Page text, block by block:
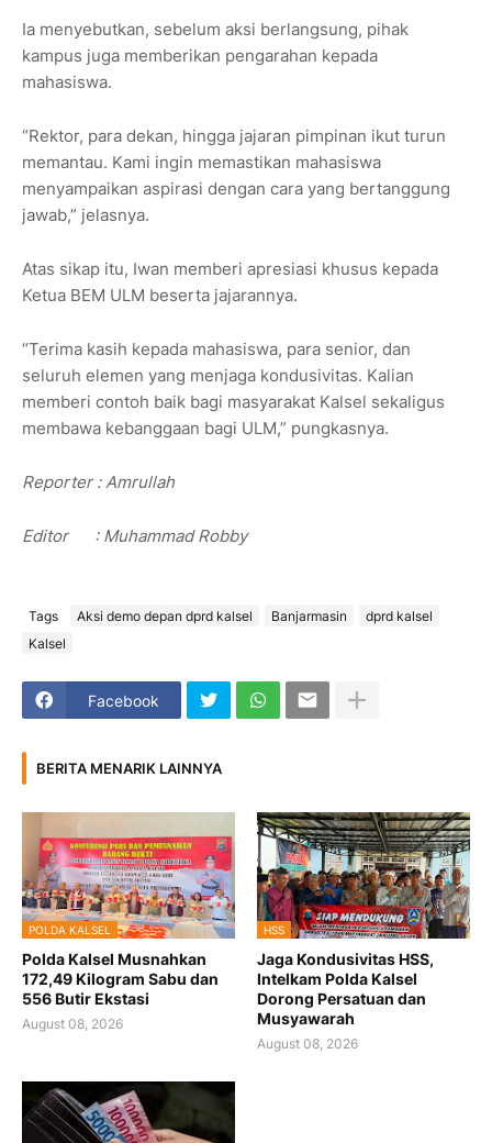
Ia menyebutkan, sebelum aksi berlangsung, pihak
kampus juga memberikan pengarahan kepada
mahasiswa.
“Rektor, para dekan, hingga jajaran pimpinan ikut turun
memantau. Kami ingin memastikan mahasiswa
menyampaikan aspirasi dengan cara yang bertanggung
jawab,” jelasnya.
Atas sikap itu, Iwan memberi apresiasi khusus kepada
Ketua BEM ULM beserta jajarannya.
“Terima kasih kepada mahasiswa, para senior, dan
seluruh elemen yang menjaga kondusivitas. Kalian
memberi contoh baik bagi masyarakat Kalsel sekaligus
membawa kebanggaan bagi ULM,” pungkasnya.
Reporter : Amrullah
Editor : Muhammad Robby
Tags Aksi demo depan dprd kalsel Banjarmasin
dprd kalsel
Kalsel
Facebook
BERITA MENARIK LAINNYA
POLDA KALSEL
Polda Kalsel Musnahkan
172,49 Kilogram Sabu dan
556 Butir Ekstasi
August 08, 2026
HSS
Jaga Kondusivitas HSS,
Intelkam Polda Kalsel
Dorong Persatuan dan
Musyawarah
August 08, 2026